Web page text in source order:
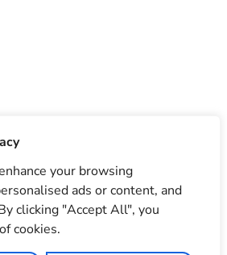
your browsing
ads or content, and
clicking "Accept All", you
cookies.